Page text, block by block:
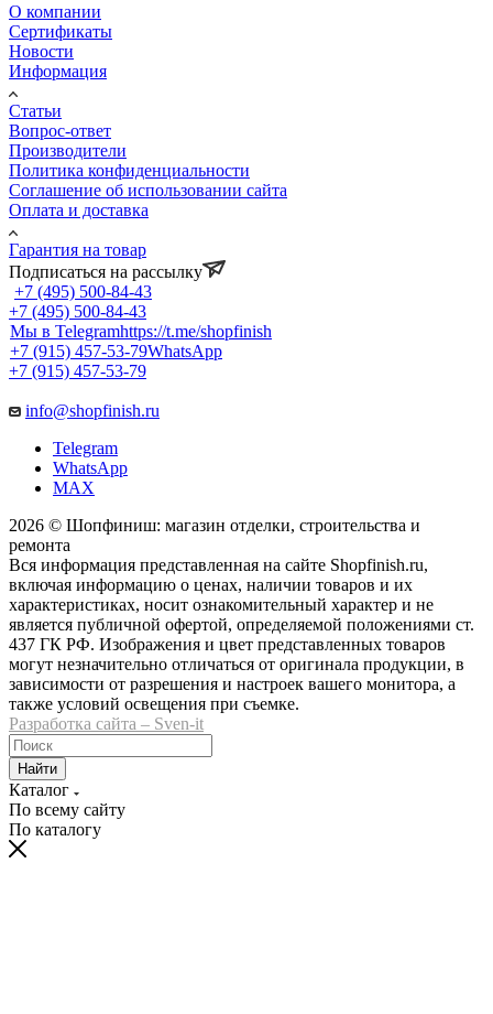
О компании
Сертификаты
Новости
Информация
Статьи
Вопрос-ответ
Производители
Политика конфиденциальности
Соглашение об использовании сайта
Оплата и доставка
Гарантия на товар
Подписаться на рассылку
+7 (495) 500-84-43
+7 (495) 500-84-43
Мы в Telegramhttps://t.me/shopfinish
+7 (915) 457-53-79WhatsApp
+7 (915) 457-53-79
info@shopfinish.ru
Telegram
WhatsApp
MAX
2026 © Шопфиниш: магазин отделки, строительства и
ремонта
Вся информация представленная на сайте Shopfinish.ru,
включая информацию о ценах, наличии товаров и их
характеристиках, носит ознакомительный характер и не
является публичной офертой, определяемой положениями ст.
437 ГК РФ. Изображения и цвет представленных товаров
могут незначительно отличаться от оригинала продукции, в
зависимости от разрешения и настроек вашего монитора, а
также условий освещения при съемке.
Разработка сайта – Sven-it
Найти
Каталог
По всему сайту
По каталогу